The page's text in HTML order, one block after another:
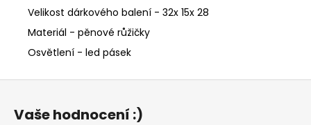
Velikost dárkového balení - 32x 15x 28
Materiál - pěnové růžičky
Osvětlení - led pásek
Z
Vaše hodnocení :)